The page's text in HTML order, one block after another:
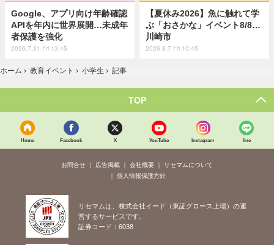
Google、アプリ向け年齢確認
APIを年内に世界展開…未成年
者保護を強化
2026.7.31 Fri 13:45
【夏休み2026】魚に触れて学
ぶ「おさかな」イベント8/8…
川崎市
2026.8.7 Fri 10:45
ホーム › 教育イベント › 小学生 › 記事
TOP
Home Facebook X YouTube Instagram line
お問合せ 広告掲載 会社概要
リセマムについて
個人情報保護方針
リセマムは、株式会社イード（東証グロース上場）の運
営するサービスです。
証券コード：6038